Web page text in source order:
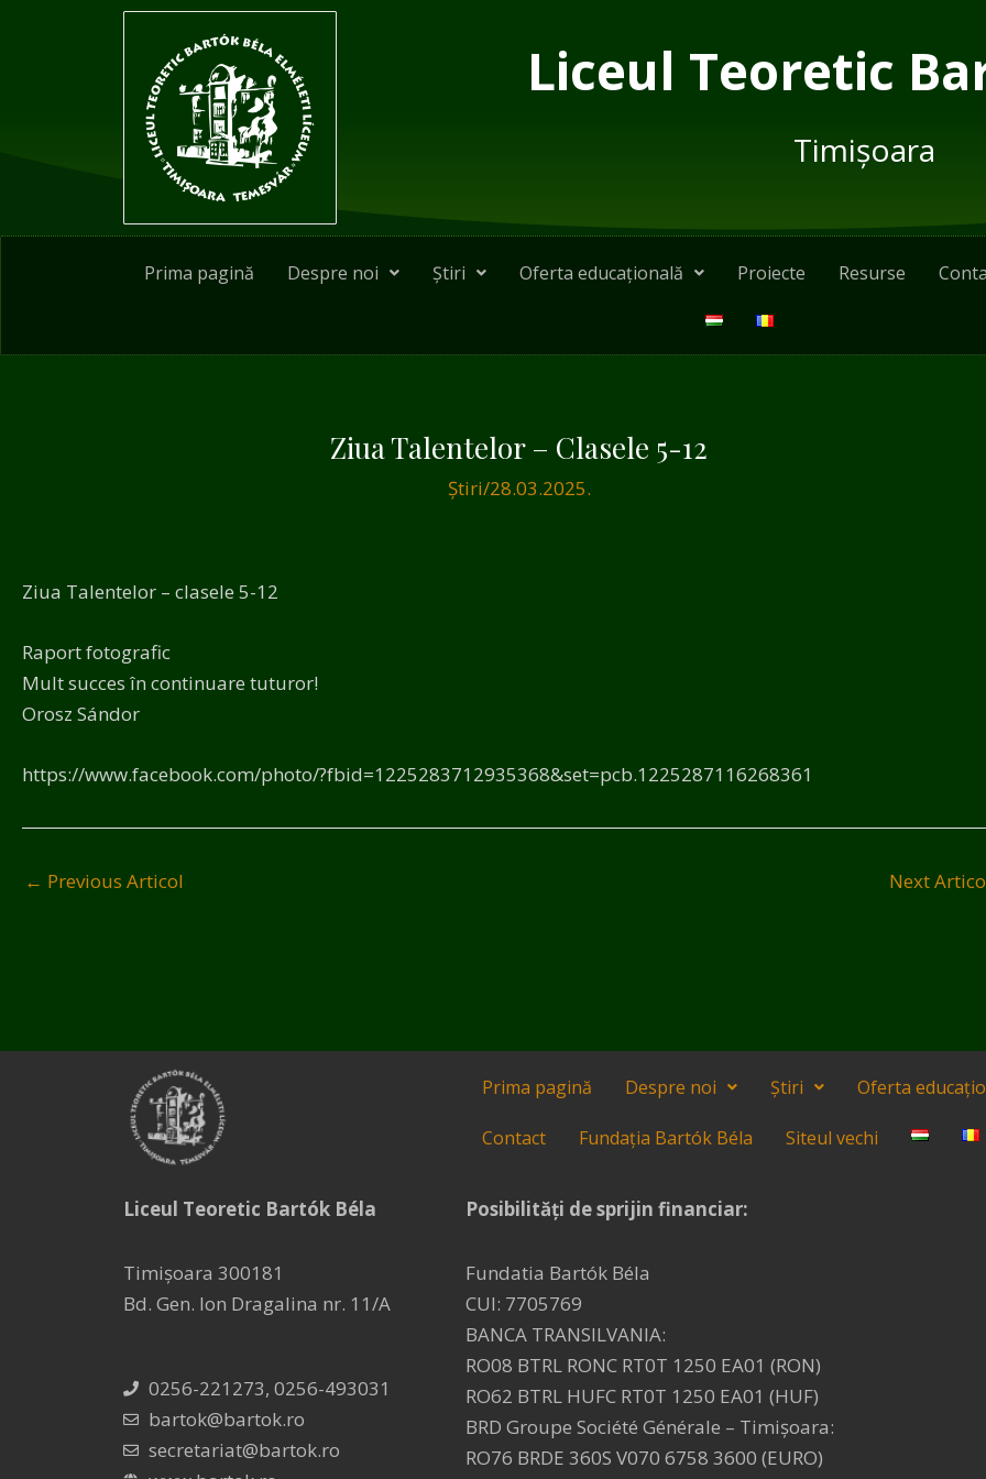
Liceul Teoretic
Timișoara
Prima pagină Despre noi Știri Oferta educațională Proiecte Resurse
Ziua Talentelor – Clasele 5-12
Știri/28.03.2025.
Ziua Talentelor – clasele 5-12
Raport fotografic
Mult succes în continuare tuturor!
Orosz Sándor
https://www.facebook.com/photo/?fbid=1225283712935368&set=pcb.1225287116268361
← Previous Articol Next
Liceul Teoretic Bartók Béla
Timișoara 300181
Bd. Gen. Ion Dragalina nr. 11/A
0256-221273, 0256-493031
bartok@bartok.ro
secretariat@bartok.ro
Prima pagină Despre noi Știri Oferta
Contact Fundația Bartók Béla Siteul vechi
Posibilități de sprijin financiar:
Fundatia Bartók Béla
CUI: 7705769
BANCA TRANSILVANIA:
RO08 BTRL RONC RT0T 1250 EA01 (RON)
RO62 BTRL HUFC RT0T 1250 EA01 (HUF)
BRD Groupe Société Générale – Timişoara:
RO76 BRDE 360S V070 6758 3600 (EURO)